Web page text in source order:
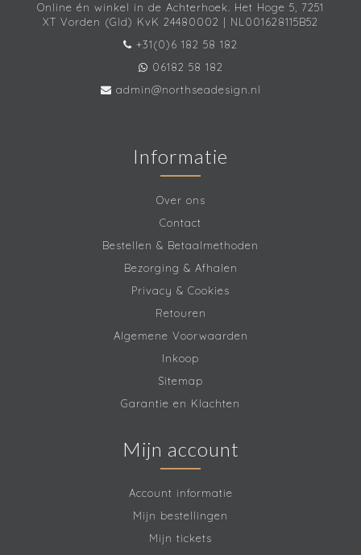
Online én winkel in de Achterhoek. Het Hoge 5, 7251
XT Vorden (Gld) KvK 24480002 | NL001628115B52
+31(0)6 182 58 182
06182 58 182
admin@northseadesign.nl
Informatie
Over ons
Contact
Bestellen & Betaalmethoden
Bezorging & Afhalen
Privacy & Cookies
Retouren
Algemene Voorwaarden
Inkoop
Sitemap
Garantie en Klachten
Mijn account
Account informatie
Mijn bestellingen
Mijn tickets